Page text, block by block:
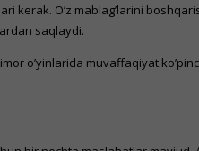
kerak. O’z mablag’larini
saqlaydi.
o’yinlarida muvaffaqiyat